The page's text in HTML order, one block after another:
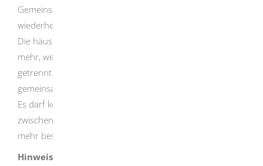
Gemeinschaft mehr besteht und diese erkennbar nicht
wiederhergestellt werden soll.
Die häusliche Gemeinschaft besteht auch dann nicht
mehr, wenn Sie innerhalb der gemeinsamen Wohnung
getrennt leben. Dies setzt aber voraus, dass Sie keinen
gemeinsamen Haushalt mehr führen.
Es darf keine wesentliche persönliche Beziehung
zwischen Ihnen und Ihrer Partnerin oder Ihrem Partner
mehr bestehen.
Hinweis: